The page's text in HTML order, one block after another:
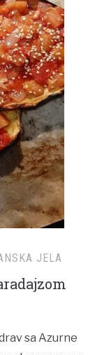
JELA
sa Azurne